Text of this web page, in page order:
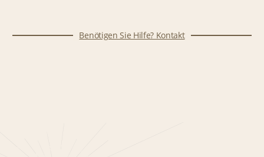
Benötigen Sie Hilfe? Kontakt